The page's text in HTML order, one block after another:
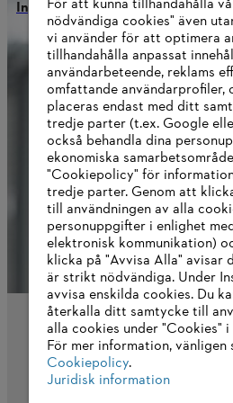
Ingrid Jägering blir medlem i
Produkter
Kontakt
Karriär
System
Avtryck
För att kunna tillhandahålla
nödvändiga cookies" även
vi använder för att optimera
tillhandahålla anpassat
användarbeteende, reklams
omfattande användarprofiler,
placeras endast med ditt
tredje parter (t.ex. Google
också behandla dina
ekonomiska
"Cookiepolicy" för
tredje parter. Genom att
till användningen av alla
personuppgifter i enlighet
elektronisk kommunikation)
klicka på "Avvisa Alla" avisar
är strikt nödvändiga. Under
avvisa enskilda cookies. Du
återkalla ditt samtycke till
alla cookies under "Cookies"
För mer information, vänligen
Cookiepolicy.
Juridisk information